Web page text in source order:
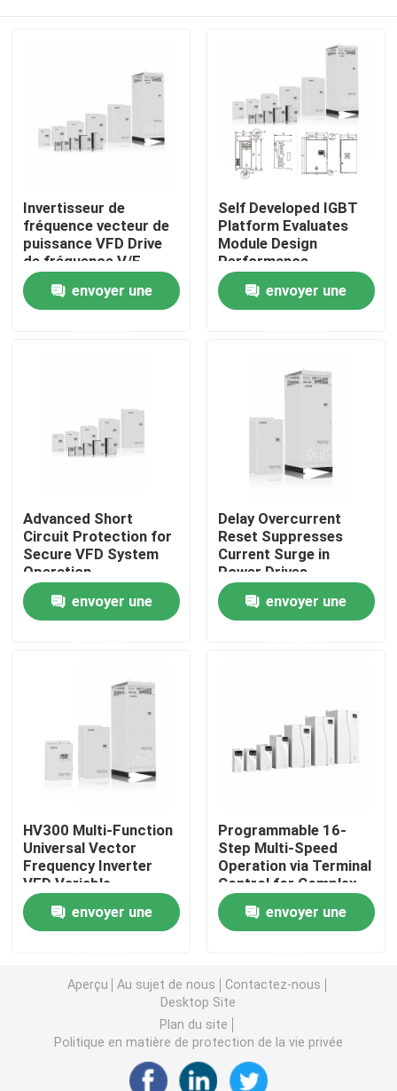
Produits
Vidéos
Contrôle de la qualité
Nous contacter
Nouvelles
commande variable de fréquence de vfd
Convertisseur de fréquence variable
Inverseur de fréquence de VFD
Inverseur d'entraînement de fréquence
Station de recharge de véhicules électriques à
Optimisateur solaire
Invertisseur de
fréquence vecteur de
puissance VFD Drive
de fréquence V/F
Contrôle 200-240V
1PH/3PH Voltage
d'entrée Basse
envoyer une
Self Developed IGBT
Platform Evaluates
Module Design
Performance
envoyer une
Advanced Short
Circuit Protection for
Secure VFD System
Operation
envoyer une
Delay Overcurrent
Reset Suppresses
Current Surge in
Power Drives
envoyer une
HV300 Multi-Function
Universal Vector
Frequency Inverter
VFD Variable
Frequency Drive AC
Drive
envoyer une
Programmable 16-
Step Multi-Speed
Operation via Terminal
Control for Complex
Sequences
envoyer une
Aperçu Au sujet de nous
Contactez-nous
Desktop Site
Plan du site
Politique en matière de protection de la vie privée